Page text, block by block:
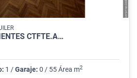
CTFTE.A…
1 /Garaje: 0 / 55 Área m2